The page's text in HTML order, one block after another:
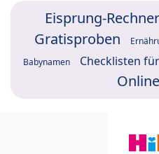
Eisprung-Rechner
Gratisproben
Babynamen Checklisten